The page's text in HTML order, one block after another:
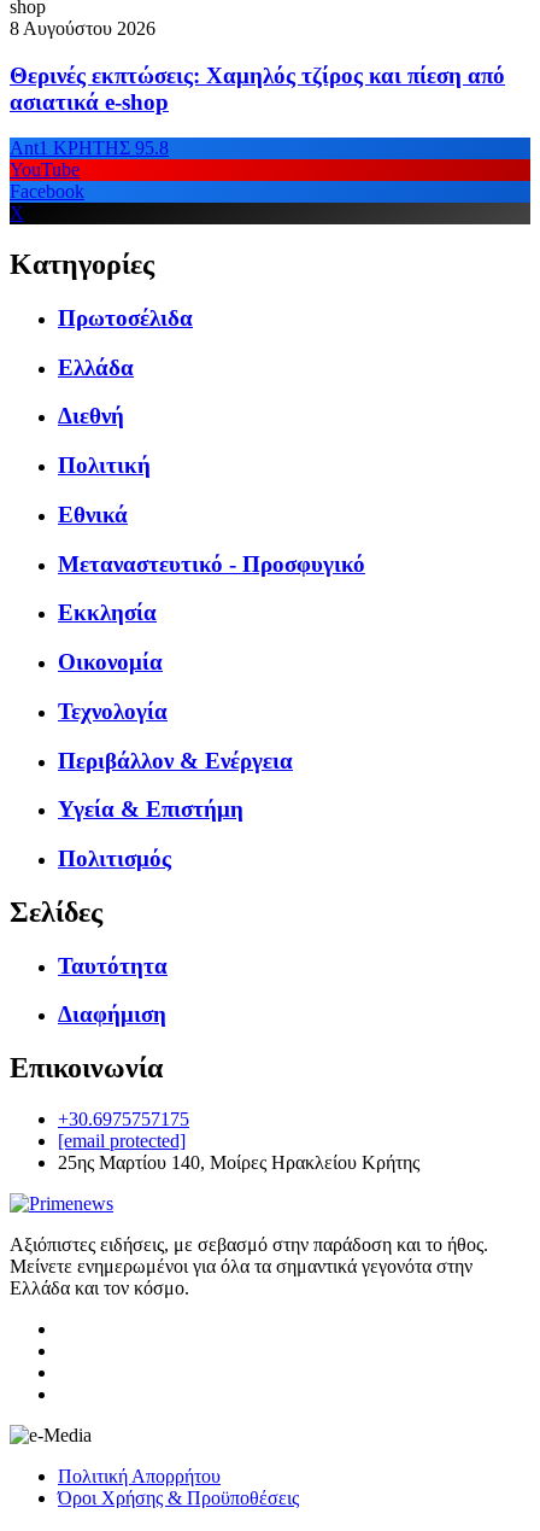
8 Αυγούστου 2026
Θερινές εκπτώσεις: Χαμηλός τζίρος και πίεση από
ασιατικά e-shop
Ant1 ΚΡΗΤΗΣ 95.8
YouTube
Facebook
X
Κατηγορίες
Πρωτοσέλιδα
Ελλάδα
Διεθνή
Πολιτική
Εθνικά
Μεταναστευτικό - Προσφυγικό
Εκκλησία
Οικονομία
Τεχνολογία
Περιβάλλον & Ενέργεια
Υγεία & Επιστήμη
Πολιτισμός
Σελίδες
Ταυτότητα
Διαφήμιση
Επικοινωνία
+30.6975757175
[email protected]
25ης Μαρτίου 140, Μοίρες Ηρακλείου Κρήτης
Αξιόπιστες ειδήσεις, με σεβασμό στην παράδοση και το ήθος.
Μείνετε ενημερωμένοι για όλα τα σημαντικά γεγονότα στην
Ελλάδα και τον κόσμο.
Πολιτική Απορρήτου
Όροι Χρήσης & Προϋποθέσεις